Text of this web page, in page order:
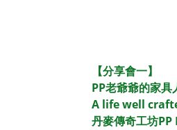
【分享會一】
PP老爺爺的家具
A life well
丹麥傳奇工坊